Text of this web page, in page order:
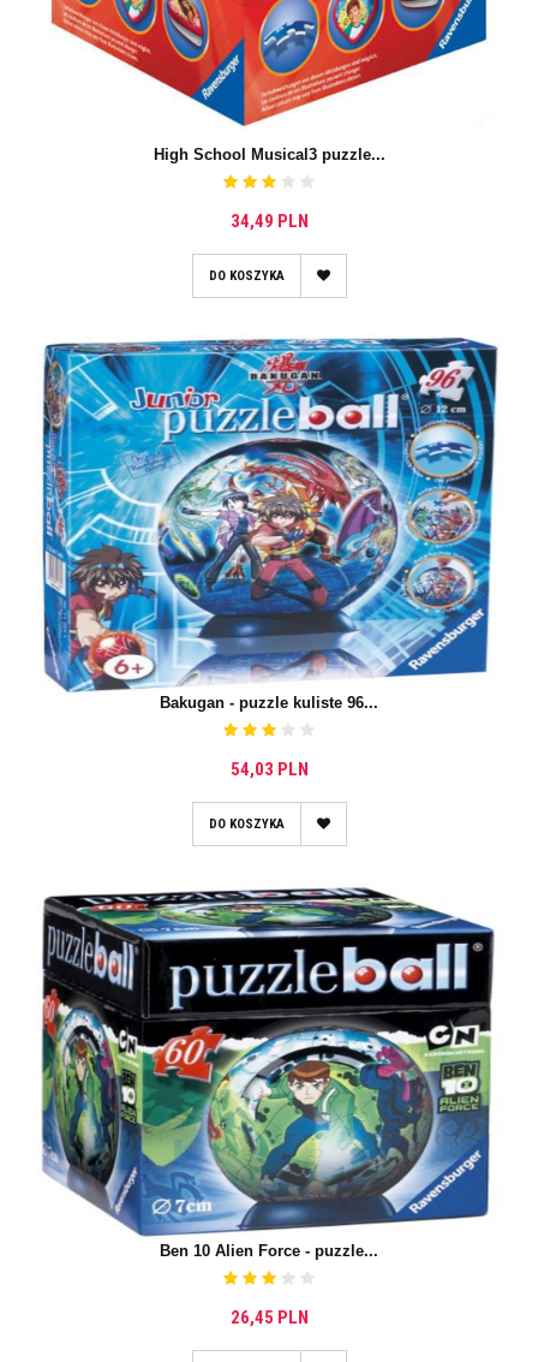
High School Musical3 puzzle...
34,49 PLN
DO KOSZYKA
Bakugan - puzzle kuliste 96...
54,03 PLN
DO KOSZYKA
Ben 10 Alien Force - puzzle...
26,45 PLN